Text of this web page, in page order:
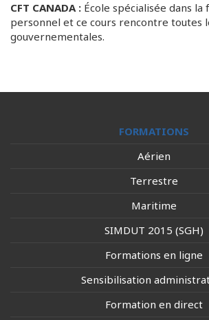
CFT CANADA : École spécialisée dans
personnel et ce cours rencontre toutes
gouvernementales.
FORMATIONS
Aérien
Terrestre
Maritime
SIMDUT 2015 (SGH)
Formations en ligne
Sensibilisation
Formation en direct